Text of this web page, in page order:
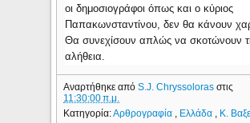
οι δημοσιογράφοι όπως και ο κύριος
Παπακωνσταντίνου, δεν θα κάνουν
Θα συνεχίσουν απλώς να σκοτώνουν
αλήθεια.
Αναρτήθηκε απόS.J. Chryssolorasστις
11:30:00 π.μ.
Κατηγορία:Αρθρογραφία , Ελλάδα , Κ.